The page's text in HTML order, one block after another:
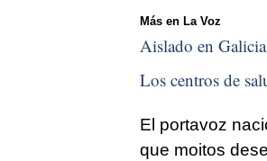
Más en La Voz
Aislado en
Los centros de
El portavoz
que moitos